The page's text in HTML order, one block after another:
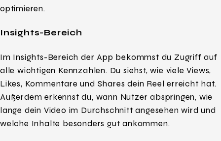
optimieren.
Insights-Bereich
Im Insights-Bereich der App bekommst du Zugriff auf
alle wichtigen Kennzahlen. Du siehst, wie viele Views,
Likes, Kommentare und Shares dein Reel erreicht hat.
Außerdem erkennst du, wann Nutzer abspringen, wie
lange dein Video im Durchschnitt angesehen wird und
welche Inhalte besonders gut ankommen.